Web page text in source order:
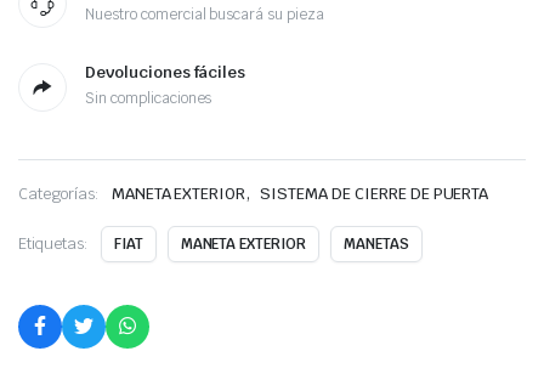
Nuestro comercial buscará su pieza
Devoluciones fáciles
Sin complicaciones
Categorías: MANETA EXTERIOR, SISTEMA DE CIERRE DE PUERTA
Etiquetas: FIAT MANETA EXTERIOR MANETAS